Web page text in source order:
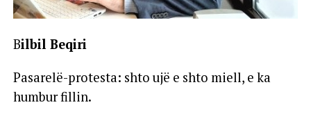
Bilbil Beqiri
Pasarelë-protesta: shto ujë e shto miell, e ka
humbur fillin.